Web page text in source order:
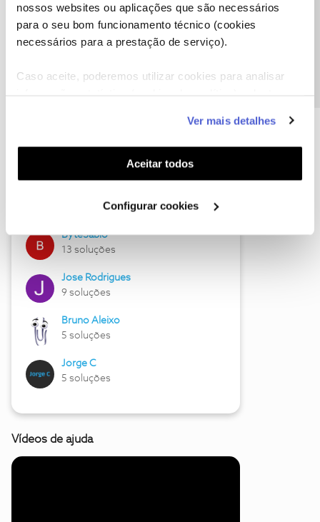
nossos websites ou aplicações que são necessários
para o seu bom funcionamento técnico (cookies
necessários para a prestação de serviço).
Caso aceite, poderemos utilizar cookies para analisar
funcionalidades (cookies de personalização e
funcionalidade) e adaptar anúncios aos seus interesses
(cookies de publicidade personalizada). Pode gerir a
utilização dos cookies clicando em "Configurar
Ver mais detalhes
Aceitar todos
Configurar cookies
Hall of Fame de julho
17 soluções
ByteSábio
13 soluções
Jose Rodrigues
9 soluções
Bruno Aleixo
5 soluções
Jorge C
5 soluções
Vídeos de ajuda